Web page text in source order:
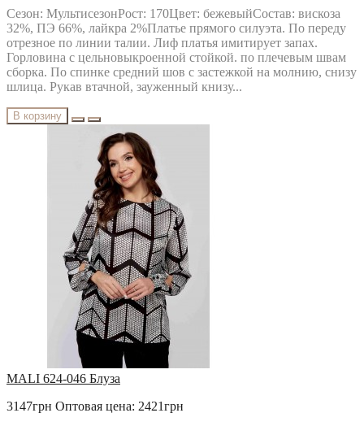
Сезон: МультисезонРост: 170Цвет: бежевыйСостав: вискоза
32%, ПЭ 66%, лайкра 2%Платье прямого силуэта. По переду
отрезное по линии талии. Лиф платья имитирует запах.
Горловина с цельновыкроенной стойкой. по плечевым швам
сборка. По спинке средний шов с застежкой на молнию, снизу
шлица. Рукав втачной, зауженный книзу...
В корзину
MALI 624-046 Блуза
3147грн Оптовая цена: 2421грн